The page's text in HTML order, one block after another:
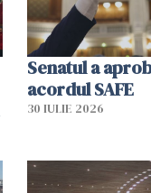
Senatul a
acordul SAFE
30 IULIE 2026